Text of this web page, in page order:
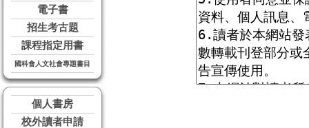
電子書
招生考古題
課程指定用書
國科會人文社會專題書目
個人書房
校外讀者申請